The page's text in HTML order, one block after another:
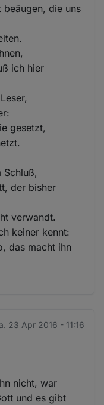
die uns
ich hier
gesetzt,
Schluß,
der bisher
verwandt.
keiner kennt:
das macht ihn
23 Apr 2016 - 11:16
nicht, war
und es gibt